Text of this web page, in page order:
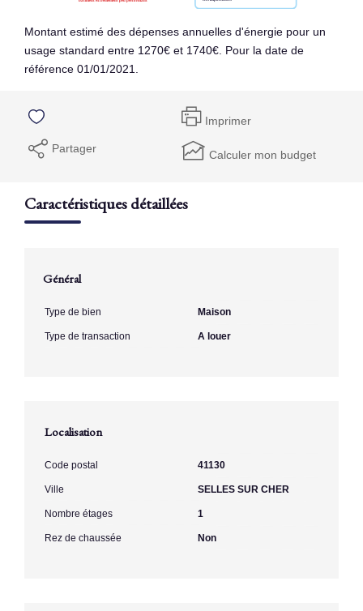
Montant estimé des dépenses annuelles d'énergie pour un
usage standard entre 1270€ et 1740€. Pour la date de
référence 01/01/2021.
Imprimer
Partager Calculer mon budget
Caractéristiques détaillées
Général
Type de bien Maison
Type de transaction A louer
Localisation
Code postal 41130
Ville SELLES SUR CHER
Nombre étages 1
Rez de chaussée Non